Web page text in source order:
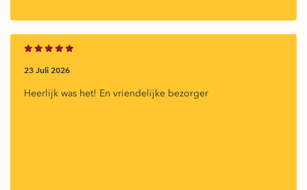
23 Juli 2026
Heerlijk was het! En vriendelijke bezorger